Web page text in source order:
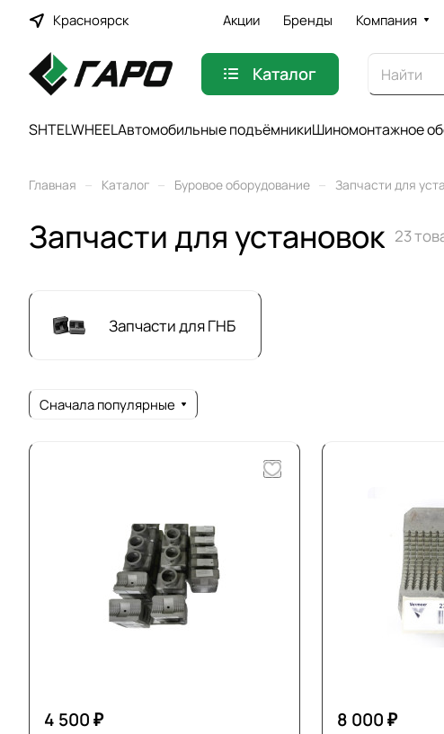
Красноярск Акции Бренды Компания
Каталог
SHTELWHEELАвтомобильные подъёмникиШиномонтажное
Главная – Каталог – Буровое оборудование – Запчасти для
Запчасти для установок 23
Запчасти для ГНБ
Сначала популярные
4 500 ₽ 8 000 ₽